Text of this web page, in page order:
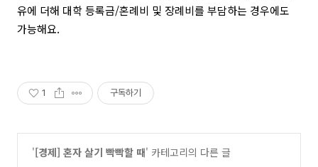
유에 더해 대학 등록금/혼례비 및 장례비를 부담하는 경우에도
가능해요.
1 구독하기
'[경제] 혼자 살기 빡빡할 때' 카테고리의 다른 글